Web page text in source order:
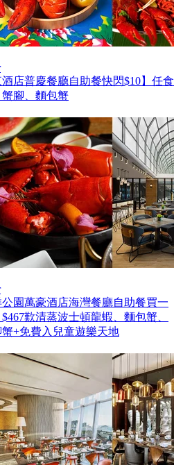
酒店普慶餐廳自助餐快閃$10】任食
腳、麵包蟹
公園萬豪酒店海灣餐廳自助餐買一
歎清蒸波士頓龍蝦、麵包蟹、
蟹+免費入兒童遊樂天地